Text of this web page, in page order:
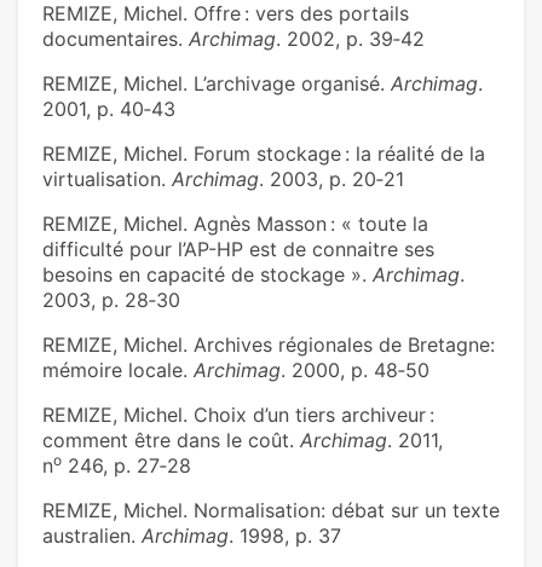
REMIZE, Michel. Offre : vers des portails
documentaires. Archimag. 2002, p. 39‑42
REMIZE, Michel. L’archivage organisé. Archimag.
2001, p. 40‑43
REMIZE, Michel. Forum stockage : la réalité de la
virtualisation. Archimag. 2003, p. 20‑21
REMIZE, Michel. Agnès Masson : « toute la
difficulté pour l’AP-HP est de connaitre ses
besoins en capacité de stockage ». Archimag.
2003, p. 28‑30
REMIZE, Michel. Archives régionales de Bretagne:
mémoire locale. Archimag. 2000, p. 48‑50
REMIZE, Michel. Choix d’un tiers archiveur :
comment être dans le coût. Archimag. 2011,
no 246, p. 27‑28
REMIZE, Michel. Normalisation: débat sur un texte
australien. Archimag. 1998, p. 37